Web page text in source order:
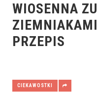
WIOSENNA
PRZEPIS
CIEKAWOSTKI